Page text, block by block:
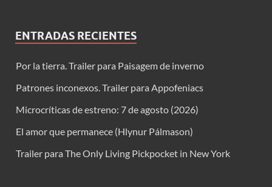
ENTRADAS RECIENTES
Por la tierra. Trailer para Paisagem de inverno
Patrones inconexos. Trailer para Appofeniacs
Microcríticas de estreno: 7 de agosto (2026)
El amor que permanece (Hlynur Pálmason)
Trailer para The Only Living Pickpocket in New York